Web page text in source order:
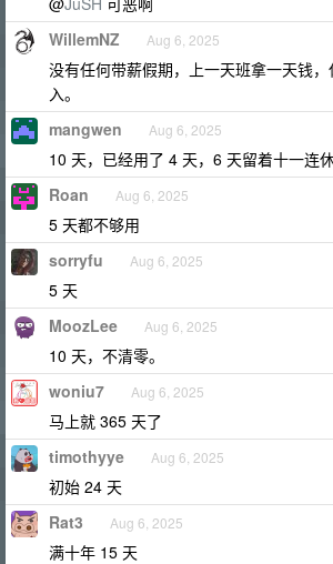
WillemNZ Aug 6, 2025
没有任何带薪假期，上一天班拿一天钱
入。
mangwen Aug 6, 2025
10 天，已经用了 4 天，6 天留着十一连休
Roan Aug 6, 2025
5 天都不够用
sorryfu Aug 6, 2025
5 天
MoozLee Aug 6, 2025
10 天，不清零。
woniu7 Aug 6, 2025
马上就 365 天了
timothyye Aug 6, 2025
初始 24 天
Rat3 Aug 6, 2025
满十年 15 天